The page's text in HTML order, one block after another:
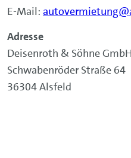
E-Mail:
Adresse
Deisenroth & Söhne
Schwabenröder Straße 64
36304 Alsfeld